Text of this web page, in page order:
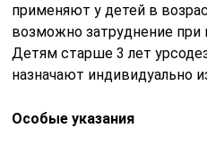
применяют у детей в
возможно затруднение при
Детям старше 3 лет
назначают индивидуально
Особые указания